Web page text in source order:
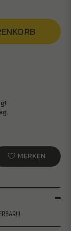
MERKEN